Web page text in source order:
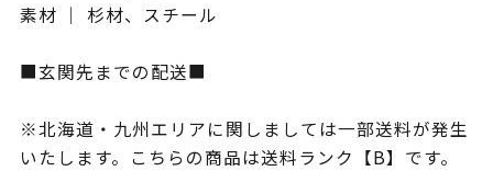
素材 ｜ 杉材、スチール
■玄関先までの配送■
※北海道・九州エリアに関しましては一部送料が発生
いたします。こちらの商品は送料ランク【B】です。